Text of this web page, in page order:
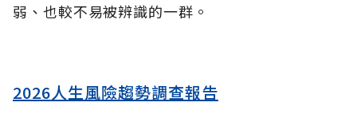
弱、也較不易被辨識的一群。
2026人生風險趨勢調查報告